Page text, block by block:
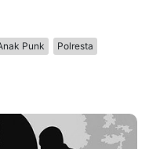
Punk
Polresta